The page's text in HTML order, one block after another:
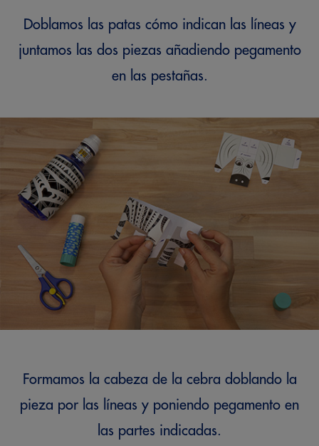
Doblamos las patas cómo indican las líneas y
juntamos las dos piezas añadiendo pegamento
en las pestañas.
Formamos la cabeza de la cebra doblando la
pieza por las líneas y poniendo pegamento en
las partes indicadas.